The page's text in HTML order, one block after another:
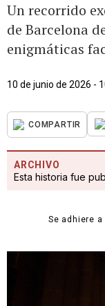
Un recorrido
de Barcelona
enigmáticas
10 de junio de 2026 -
COMPARTIR
ARCHIVO
Esta historia fue
Se adhiere